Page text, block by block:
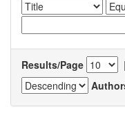
Results/Page |